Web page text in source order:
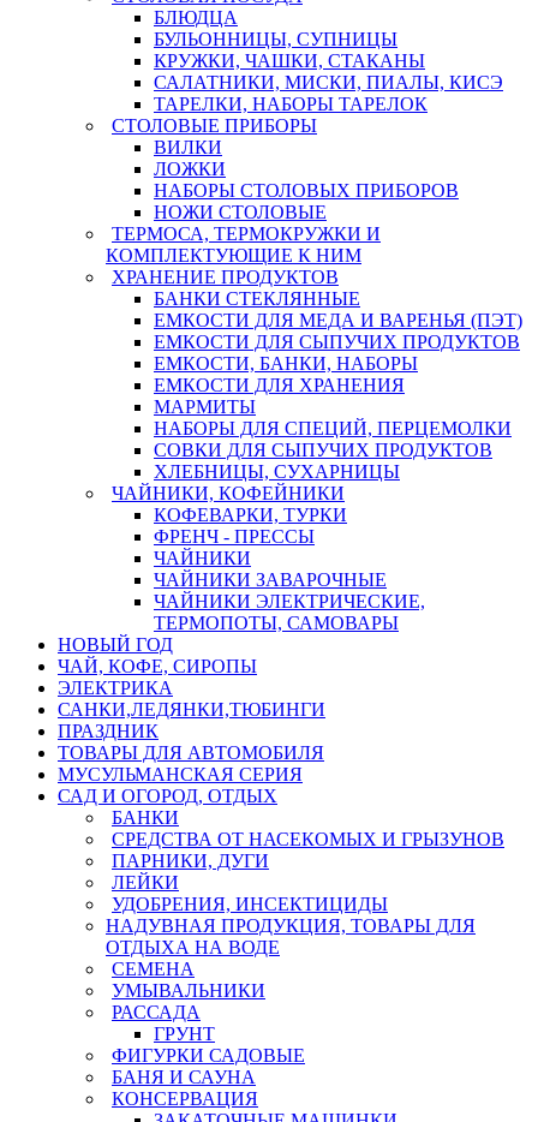
БЛЮДЦА
БУЛЬОННИЦЫ, СУПНИЦЫ
КРУЖКИ, ЧАШКИ, СТАКАНЫ
САЛАТНИКИ, МИСКИ, ПИАЛЫ, КИСЭ
ТАРЕЛКИ, НАБОРЫ ТАРЕЛОК
СТОЛОВЫЕ ПРИБОРЫ
ВИЛКИ
ЛОЖКИ
НАБОРЫ СТОЛОВЫХ ПРИБОРОВ
НОЖИ СТОЛОВЫЕ
ТЕРМОСА, ТЕРМОКРУЖКИ И
КОМПЛЕКТУЮЩИЕ К НИМ
ХРАНЕНИЕ ПРОДУКТОВ
БАНКИ СТЕКЛЯННЫЕ
ЕМКОСТИ ДЛЯ МЕДА И ВАРЕНЬЯ (ПЭТ)
ЕМКОСТИ ДЛЯ СЫПУЧИХ ПРОДУКТОВ
ЕМКОСТИ, БАНКИ, НАБОРЫ
ЕМКОСТИ ДЛЯ ХРАНЕНИЯ
МАРМИТЫ
НАБОРЫ ДЛЯ СПЕЦИЙ, ПЕРЦЕМОЛКИ
СОВКИ ДЛЯ СЫПУЧИХ ПРОДУКТОВ
ХЛЕБНИЦЫ, СУХАРНИЦЫ
ЧАЙНИКИ, КОФЕЙНИКИ
КОФЕВАРКИ, ТУРКИ
ФРЕНЧ - ПРЕССЫ
ЧАЙНИКИ
ЧАЙНИКИ ЗАВАРОЧНЫЕ
ЧАЙНИКИ ЭЛЕКТРИЧЕСКИЕ,
ТЕРМОПОТЫ, САМОВАРЫ
НОВЫЙ ГОД
ЧАЙ, КОФЕ, СИРОПЫ
ЭЛЕКТРИКА
САНКИ,ЛЕДЯНКИ,ТЮБИНГИ
ПРАЗДНИК
ТОВАРЫ ДЛЯ АВТОМОБИЛЯ
МУСУЛЬМАНСКАЯ СЕРИЯ
САД И ОГОРОД, ОТДЫХ
БАНКИ
СРЕДСТВА ОТ НАСЕКОМЫХ И ГРЫЗУНОВ
ПАРНИКИ, ДУГИ
ЛЕЙКИ
УДОБРЕНИЯ, ИНСЕКТИЦИДЫ
НАДУВНАЯ ПРОДУКЦИЯ, ТОВАРЫ ДЛЯ
ОТДЫХА НА ВОДЕ
СЕМЕНА
УМЫВАЛЬНИКИ
РАССАДА
ГРУНТ
ФИГУРКИ САДОВЫЕ
БАНЯ И САУНА
КОНСЕРВАЦИЯ